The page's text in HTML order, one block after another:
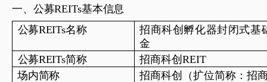
一、公募REITs基本信息
公募REITs名称
招商科创孵化器封闭式基
金
公募REITs简称 招商科创REIT
场内简称
招商科创（扩位简称： 招